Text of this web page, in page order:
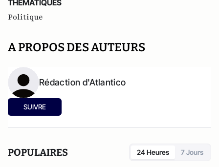
THEMATIQUES
Politique
A PROPOS DES AUTEURS
Rédaction d'Atlantico
SUIVRE
POPULAIRES 24 Heures 7 Jours